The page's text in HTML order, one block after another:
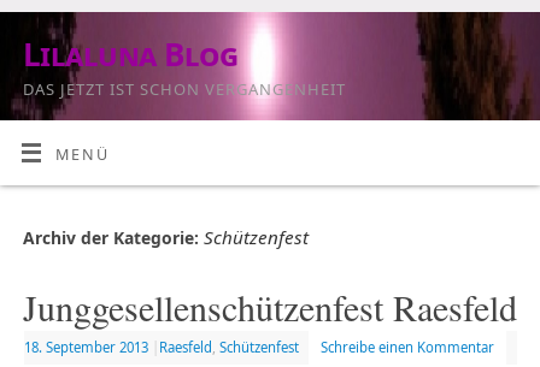
Lilaluna Blog
DAS JETZT IST SCHON VERGANGENHEIT
MENÜ
Archiv der Kategorie: Schützenfest
Junggesellenschützenfest Raesfeld
18. September 2013 Raesfeld Schützenfest Schreibe einen Kommentar